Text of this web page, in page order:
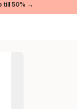
till 50% →